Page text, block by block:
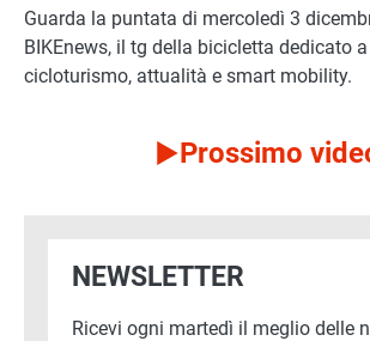
Guarda la puntata di mercoledì 3
BIKEnews, il tg della bicicletta dedicato
cicloturismo, attualità e smart mobility.
Prossimo
NEWSLETTER
Ricevi ogni martedì il meglio delle